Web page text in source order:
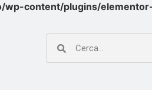
wp-content/plugins/